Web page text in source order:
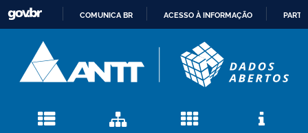
CONTEÚDO
COMUNICA BR ACESSO À INFORMAÇÃO